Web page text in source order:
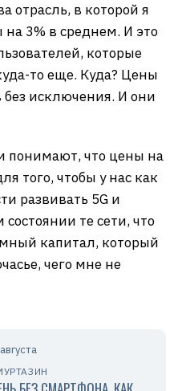
отрасль, в которой я
3% в среднем. И это
которые
то еще. Куда? Цены
без исключения. И они
понимают, что цены на
того, чтобы у нас как
развивать 5G и
те сети, что
капитал, который
чего мне не